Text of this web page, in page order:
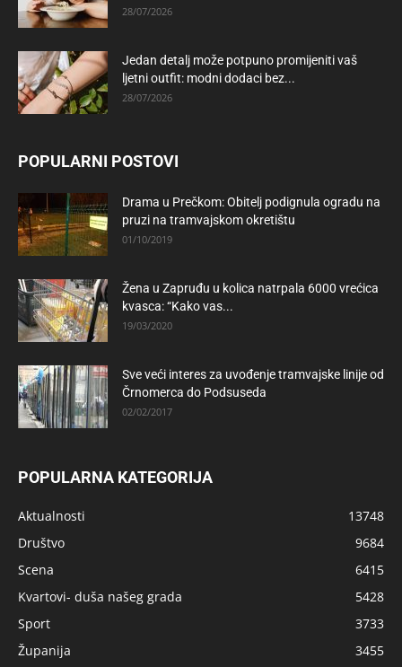
28/07/2026
Jedan detalj može potpuno promijeniti vaš
ljetni outfit: modni dodaci bez...
28/07/2026
POPULARNI POSTOVI
Drama u Prečkom: Obitelj podignula ogradu na
pruzi na tramvajskom okretištu
01/10/2019
Žena u Zapruđu u kolica natrpala 6000 vrećica
kvasca: “Kako vas...
19/03/2020
Sve veći interes za uvođenje tramvajske linije od
Črnomerca do Podsuseda
02/02/2017
POPULARNA KATEGORIJA
Aktualnosti
13748
Društvo
9684
Scena
6415
Kvartovi- duša našeg grada
5428
Sport
3733
Županija
3455